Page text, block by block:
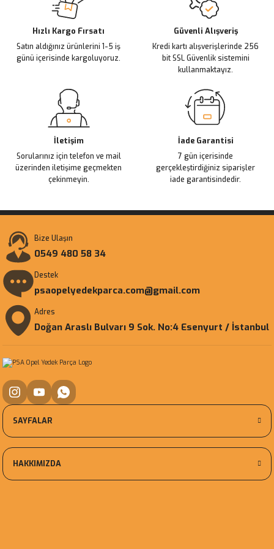
Ürün bilgilerinde hatalar bulunuyor.
Ürün fiyatı diğer sitelerden daha pahalı.
Bu ürüne benzer farklı alternatifler olmalı.
Hızlı Kargo Fırsatı
Satın aldığınız ürünlerini 1-5 iş
günü içerisinde kargoluyoruz.
Güvenli Alışveriş
Kredi kartı alışverişlerinde 256
bit SSL Güvenlik sistemini
kullanmaktayız.
İletişim
Sorularınız için telefon ve mail
üzerinden iletişime geçmekten
çekinmeyin.
İade Garantisi
7 gün içerisinde
gerçekleştirdiğiniz siparişler
iade garantisindedir.
Bize Ulaşın
0549 480 58 34
Destek
psaopelyedekparca.com@gmail.com
Adres
Doğan Araslı Bulvarı 9 Sok. No:4 Esenyurt / İstanbul
SAYFALAR
HAKKIMIZDA